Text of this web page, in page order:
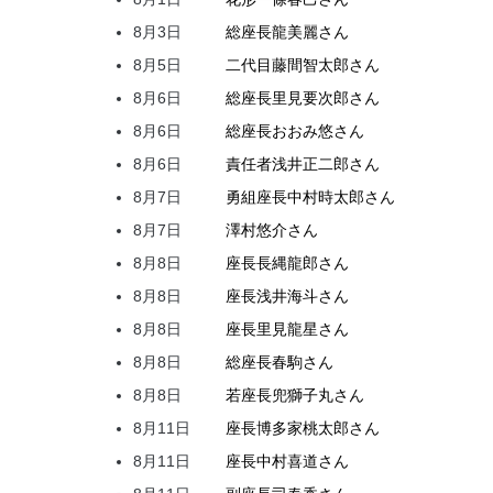
8月3日
総座長龍美麗さん
8月5日
二代目藤間智太郎さん
8月6日
総座長里見要次郎さん
8月6日
総座長おおみ悠さん
8月6日
責任者浅井正二郎さん
8月7日
勇組座長中村時太郎さん
8月7日
澤村悠介さん
8月8日
座長長縄龍郎さん
8月8日
座長浅井海斗さん
8月8日
座長里見龍星さん
8月8日
総座長春駒さん
8月8日
若座長兜獅子丸さん
8月11日
座長博多家桃太郎さん
8月11日
座長中村喜道さん